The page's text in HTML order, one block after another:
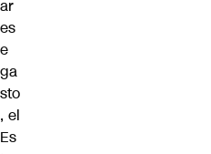
ar
es
e
ga
sto
, el
Es